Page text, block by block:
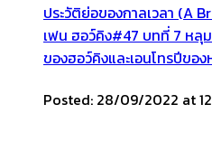
ประวัติย่อของกาลเวลา (A
เฟน ฮอว์คิง#47 บทที่ 7 หลุ
ของฮอว์คิงและเอนโทรปีขอ
Posted: 28/09/2022 at